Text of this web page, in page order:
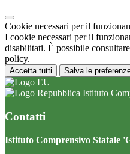
Cookie necessari per il
I cookie necessari per il
disabilitati. È possibile
policy.
Accetta tutti Salva le
Istituto
Contatti
Istituto Comprensivo Statale